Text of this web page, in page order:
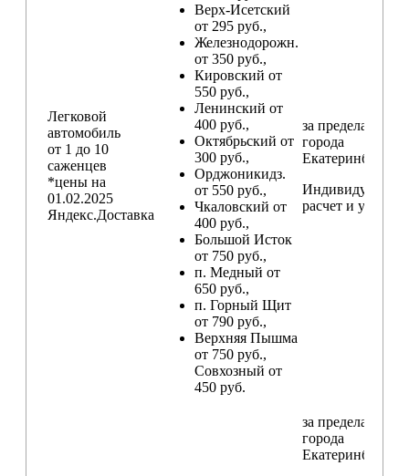
Легковой
автомобиль
от 1 до 10
саженцев
*цены на
01.02.2025
Яндекс.Доставка
Верх-Исетский
от 295 руб.,
Железнодорожн.
от 350 руб.,
Кировский от
550 руб.,
Ленинский от
400 руб.,
Октябрьский от
300 руб.,
Орджоникидз.
от 550 руб.,
Чкаловский от
400 руб.,
Большой Исток
от 750 руб.,
п. Медный от
650 руб.,
п. Горный Щит
от 790 руб.,
Верхняя Пышма
от 750 руб.,
Совхозный от
450 руб.
за пределами
города
Екатеринбург
расчет и условия
за пределами
города
Екатеринбург